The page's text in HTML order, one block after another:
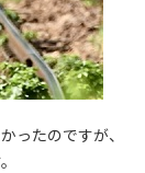
ったのですが、